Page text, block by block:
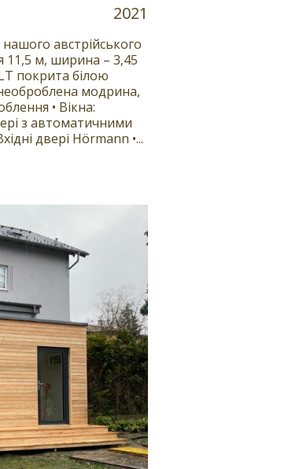
2021
австрійського
11,5 м, ширина – 3,45
покрита білою
необроблена модрина,
• Вікна:
з автоматичними
двері Hörmann •...